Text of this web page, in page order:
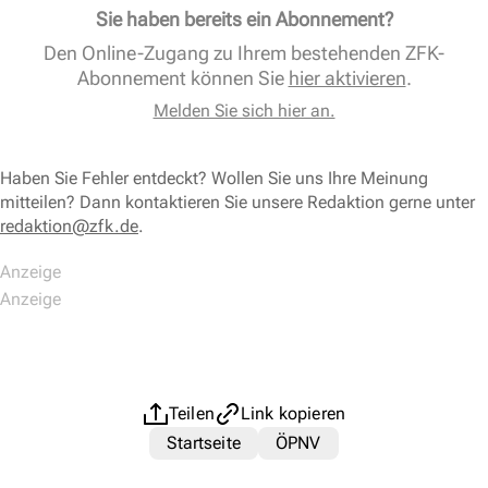
Sie haben bereits ein Abonnement?
Den Online-Zugang zu Ihrem bestehenden ZFK-
Abonnement können Sie hier aktivieren.
Melden Sie sich hier an.
Haben Sie Fehler entdeckt? Wollen Sie uns Ihre Meinung
mitteilen? Dann kontaktieren Sie unsere Redaktion gerne unter
redaktion@zfk.de.
Teilen
Link kopieren
Startseite
ÖPNV